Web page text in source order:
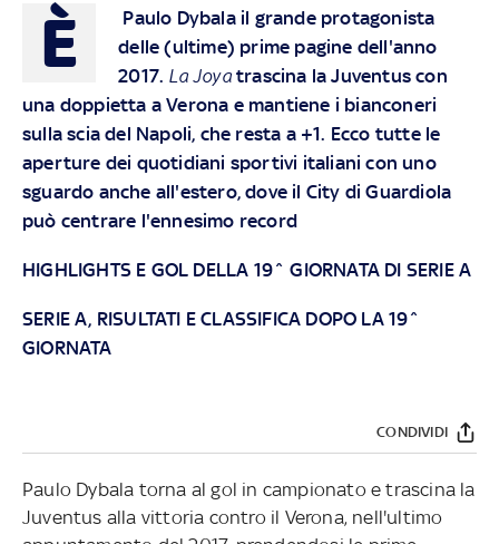
È
Paulo Dybala il grande protagonista
delle (ultime) prime pagine dell'anno
2017. La Joyatrascina la Juventus con
una doppietta a Verona e mantiene i bianconeri
sulla scia del Napoli, che resta a +1. Ecco tutte le
aperture dei quotidiani sportivi italiani con uno
sguardo anche all'estero, dove il City di Guardiola
può centrare l'ennesimo record
HIGHLIGHTS E GOL DELLA 19^ GIORNATA DI SERIE A
SERIE A, RISULTATI E CLASSIFICA DOPO LA 19^
GIORNATA
CONDIVIDI
Paulo Dybala torna al gol in campionato e trascina la
Juventus alla vittoria contro il Verona, nell'ultimo